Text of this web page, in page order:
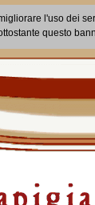
l'uso dei
questo